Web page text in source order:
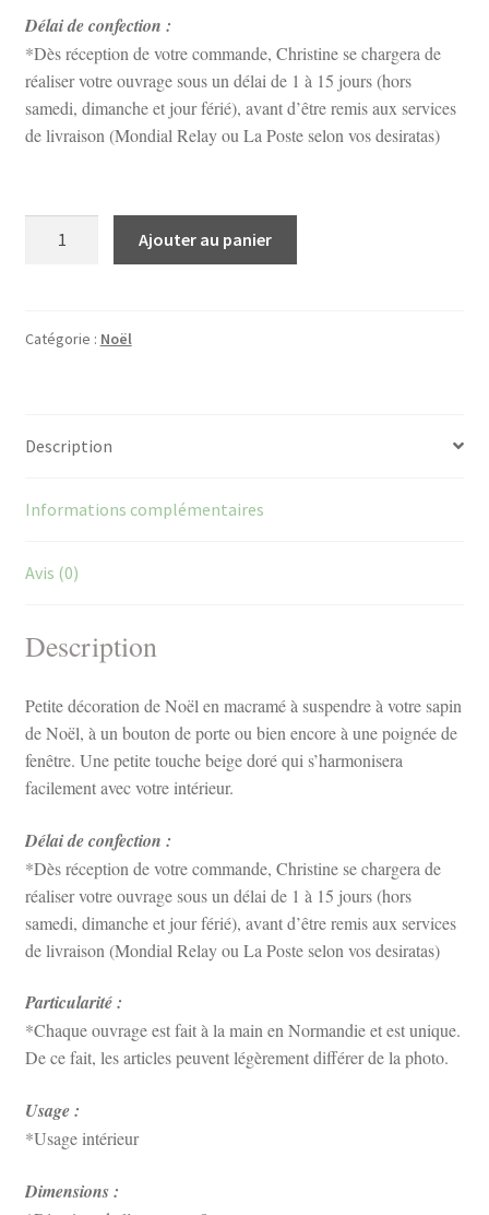
Délai de confection :
*Dès réception de votre commande, Christine se chargera de
réaliser votre ouvrage sous un délai de 1 à 15 jours (hors
samedi, dimanche et jour férié), avant d’être remis aux services
de livraison (Mondial Relay ou La Poste selon vos desiratas)
de
Ajouter au panier
Catégorie : Noël
Description
Informations complémentaires
Avis (0)
Description
Petite décoration de Noël en macramé à suspendre à votre sapin
de Noël, à un bouton de porte ou bien encore à une poignée de
fenêtre. Une petite touche beige doré qui s’harmonisera
facilement avec votre intérieur.
Délai de confection :
*Dès réception de votre commande, Christine se chargera de
réaliser votre ouvrage sous un délai de 1 à 15 jours (hors
samedi, dimanche et jour férié), avant d’être remis aux services
de livraison (Mondial Relay ou La Poste selon vos desiratas)
Particularité :
*Chaque ouvrage est fait à la main en Normandie et est unique.
De ce fait, les articles peuvent légèrement différer de la photo.
Usage :
*Usage intérieur
Dimensions :